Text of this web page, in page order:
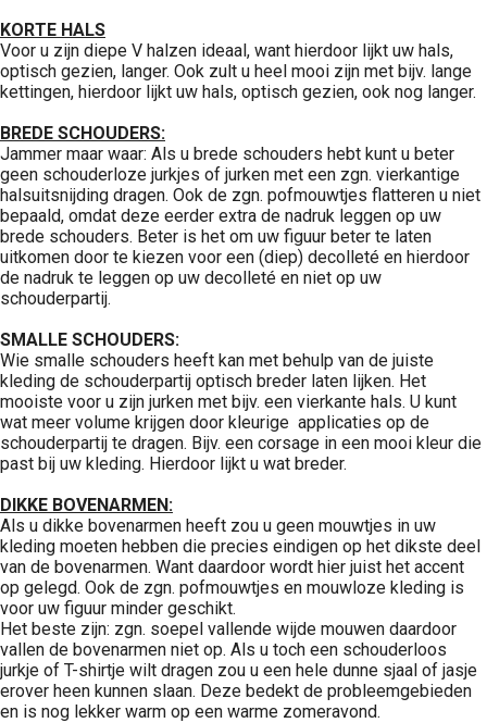
KORTE HALS
Voor u zijn diepe V halzen ideaal, want hierdoor lijkt uw hals,
optisch gezien, langer. Ook zult u heel mooi zijn met bijv. lange
kettingen, hierdoor lijkt uw hals, optisch gezien, ook nog langer.
BREDE SCHOUDERS:
Jammer maar waar: Als u brede schouders hebt kunt u beter
geen schouderloze jurkjes of jurken met een zgn. vierkantige
halsuitsnijding dragen. Ook de zgn. pofmouwtjes flatteren u niet
bepaald, omdat deze eerder extra de nadruk leggen op uw
brede schouders. Beter is het om uw figuur beter te laten
uitkomen door te kiezen voor een (diep) decolleté en hierdoor
de nadruk te leggen op uw decolleté en niet op uw
schouderpartij.
SMALLE SCHOUDERS:
Wie smalle schouders heeft kan met behulp van de juiste
kleding de schouderpartij optisch breder laten lijken. Het
mooiste voor u zijn jurken met bijv. een vierkante hals. U kunt
wat meer volume krijgen door kleurige applicaties op de
schouderpartij te dragen. Bijv. een corsage in een mooi kleur die
past bij uw kleding. Hierdoor lijkt u wat breder.
DIKKE BOVENARMEN:
Als u dikke bovenarmen heeft zou u geen mouwtjes in uw
kleding moeten hebben die precies eindigen op het dikste deel
van de bovenarmen. Want daardoor wordt hier juist het accent
op gelegd. Ook de zgn. pofmouwtjes en mouwloze kleding is
voor uw figuur minder geschikt.
Het beste zijn: zgn. soepel vallende wijde mouwen daardoor
vallen de bovenarmen niet op. Als u toch een schouderloos
jurkje of T-shirtje wilt dragen zou u een hele dunne sjaal of jasje
erover heen kunnen slaan. Deze bedekt de probleemgebieden
en is nog lekker warm op een warme zomeravond.